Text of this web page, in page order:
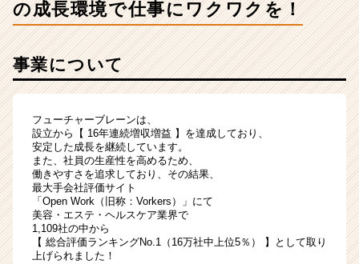
1
位
代
表
直
下
の
成
長
環
の成長環境で仕事にワクワクを！
事業について
フューチャーブレーンは、
設立から【 16年連続増収増益 】を達成しており、
安定した成長を継続しています。
また、社員の生産性を高めるため、
働きやすさを追求しており、その結果、
最大手会社評価サイト
「Open Work（旧称：Vorkers）」にて
美容・エステ・ヘルスケア業界で
1,109社の中から
【 総合評価ランキングNo.1（16万社中上位5％） 】として取り
上げられました！